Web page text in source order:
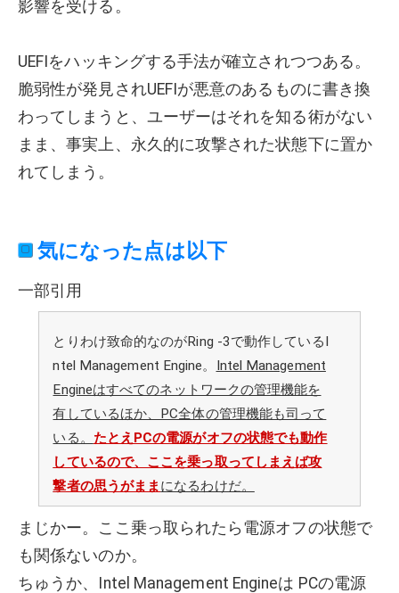
影響を受ける。
UEFIをハッキングする手法が確立されつつある。
脆弱性が発見されUEFIが悪意のあるものに書き換
わってしまうと、ユーザーはそれを知る術がない
まま、事実上、永久的に攻撃された状態下に置か
れてしまう。
気になった点は以下
一部引用
とりわけ致命的なのがRing -3で動作しているI
ntel Management Engine。 Intel Management
Engineはすべてのネットワークの管理機能を
有しているほか、PC全体の管理機能も司って
いる。 たとえPCの電源がオフの状態でも動作
しているので、ここを乗っ取ってしまえば攻
撃者の思うがままになるわけだ。
まじかー。ここ乗っ取られたら電源オフの状態で
も関係ないのか。
ちゅうか、Intel Management Engineは PCの電源